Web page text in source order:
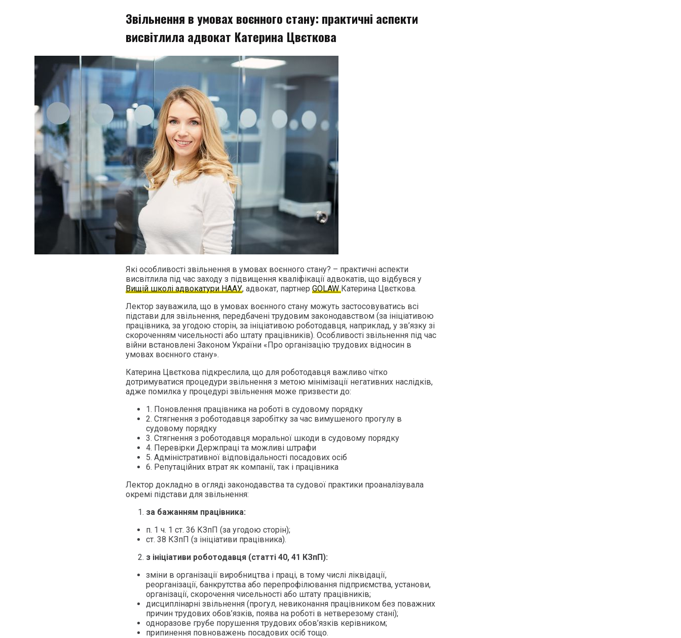
Звільнення в умовах воєнного стану: практичні аспекти
висвітлила адвокат Катерина Цвєткова
Які особливості звільнення в умовах воєнного стану? – практичні аспекти
висвітлила під час заходу з підвищення кваліфікації адвокатів, що відбувся у
Вищій школі адвокатури НААУ, адвокат, партнер GOLAWКатерина Цвєткова.
Лектор зауважила, що в умовах воєнного стану можуть застосовуватись всі
підстави для звільнення, передбачені трудовим законодавством (за ініціативою
працівника, за угодою сторін, за ініціативою роботодавця, наприклад, у зв’язку зі
скороченням чисельності або штату працівників). Особливості звільнення під час
війни встановлені Законом України «Про організацію трудових відносин в
умовах воєнного стану».
Катерина Цвєткова підкреслила, що для роботодавця важливо чітко
дотримуватися процедури звільнення з метою мінімізації негативних наслідків,
адже помилка у процедурі звільнення може призвести до:
1. Поновлення працівника на роботі в судовому порядку
2. Стягнення з роботодавця заробітку за час вимушеного прогулу в
судовому порядку
3. Стягнення з роботодавця моральної шкоди в судовому порядку
4. Перевірки Держпраці та можливі штрафи
5. Адміністративної відповідальності посадових осіб
6. Репутаційних втрат як компанії, так і працівника
Лектор докладно в огляді законодавства та судової практики проаналізувала
окремі підстави для звільнення:
за бажанням працівника:
п. 1 ч. 1 ст. 36 КЗпП (за угодою сторін);
ст. 38 КЗпП (з ініціативи працівника).
з ініціативи роботодавця (статті 40, 41 КЗпП):
зміни в організації виробництва і праці, в тому числі ліквідації,
реорганізації, банкрутства або перепрофілювання підприємства, установи,
організації, скорочення чисельності або штату працівників;
дисциплінарні звільнення (прогул, невиконання працівником без поважних
причин трудових обов’язків, поява на роботі в нетверезому стані);
одноразове грубе порушення трудових обов’язків керівником;
припинення повноважень посадових осіб тощо.